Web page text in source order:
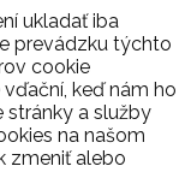
ukladať iba
prevádzku týchto
cookie
keď nám ho
stránky a služby
na našom
zmeniť alebo